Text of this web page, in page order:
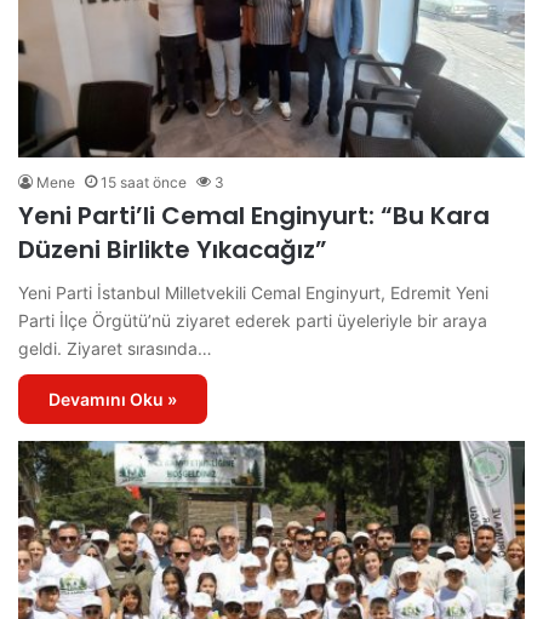
Mene 15 saat önce 3
Yeni Parti’li Cemal Enginyurt: “Bu Kara
Düzeni Birlikte Yıkacağız”
Yeni Parti İstanbul Milletvekili Cemal Enginyurt, Edremit Yeni
Parti İlçe Örgütü’nü ziyaret ederek parti üyeleriyle bir araya
geldi. Ziyaret sırasında…
Devamını Oku »